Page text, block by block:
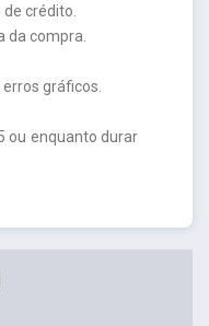
crédito.
da compra.
gráficos.
ou enquanto durar